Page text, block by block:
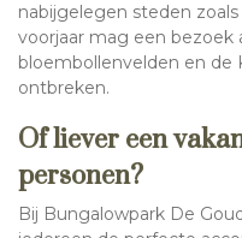
nabijgelegen steden
voorjaar mag een bezoek
bloembollenvelden en de
ontbreken.
Of liever een
personen?
Bij Bungalowpark De